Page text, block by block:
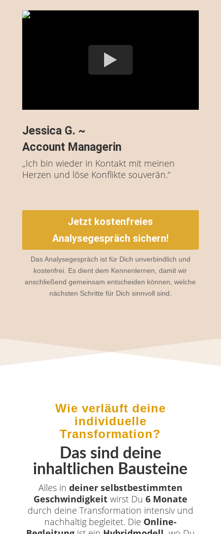
Jessica G. ~
Account Managerin
„Ich bin wieder in Kontakt mit meinen
Herzen und löse Konflikte souverän.“
Jetzt kostenfreies
Analysegespräch sichern!
Das Analysegespräch ist für Dich unverbindlich und
kostenfrei. Es dient dem Kennenlernen, damit wir
anschließend gemeinsam entscheiden können, welche
nächsten Schritte für Dich sinnvoll sind.
Wie verläuft deine
individuelle
Transformation?
Das sind deine
inhaltlichen Bausteine
Alles in deiner selbstbestimmten
Geschwindigkeitwirst Du 6 Monate
durch deine Transformation intensiv und
nachhaltig begleitet. Die Online-